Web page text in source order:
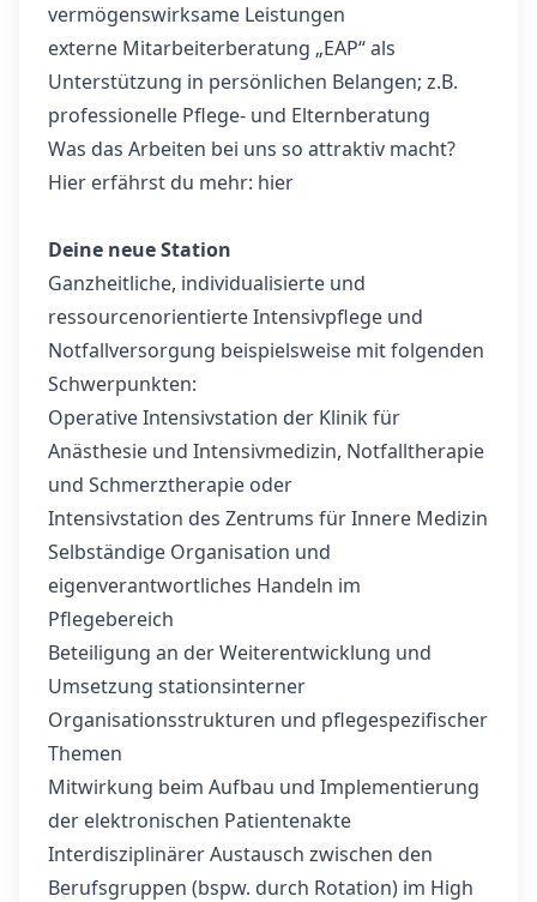
vermögenswirksame Leistungen
externe Mitarbeiterberatung „EAP“ als
Unterstützung in persönlichen Belangen; z.B.
professionelle Pflege- und Elternberatung
Was das Arbeiten bei uns so attraktiv macht?
Hier erfährst du mehr: hier
Deine neue Station
Ganzheitliche, individualisierte und
ressourcenorientierte Intensivpflege und
Notfallversorgung beispielsweise mit folgenden
Schwerpunkten:
Operative Intensivstation der Klinik für
Anästhesie und Intensivmedizin, Notfalltherapie
und Schmerztherapie oder
Intensivstation des Zentrums für Innere Medizin
Selbständige Organisation und
eigenverantwortliches Handeln im
Pflegebereich
Beteiligung an der Weiterentwicklung und
Umsetzung stationsinterner
Organisationsstrukturen und pflegespezifischer
Themen
Mitwirkung beim Aufbau und Implementierung
der elektronischen Patientenakte
Interdisziplinärer Austausch zwischen den
Berufsgruppen (bspw. durch Rotation) im High